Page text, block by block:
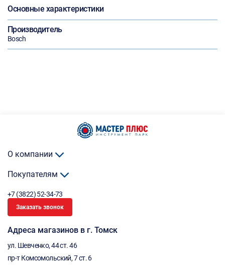
Основные характеристики
Производитель
Bosch
О компании
Покупателям
+7 (3822) 52-34-73
Заказать звонок
Адреса магазинов в г. Томск
ул. Шевченко, 44 ст. 46
пр-т Комсомольский, 7 ст. 6